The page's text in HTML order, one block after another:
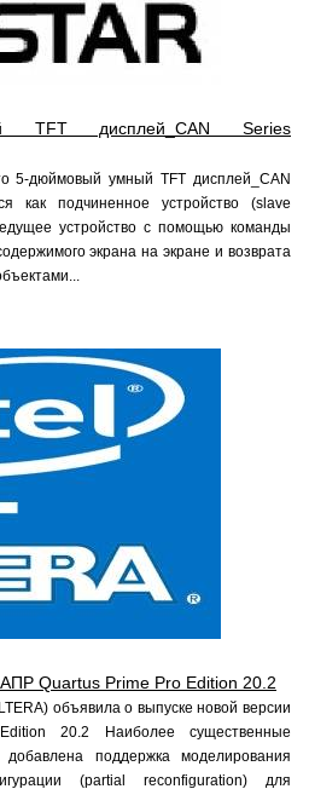
дисплей_CAN Series
5-дюймовый умный TFT дисплей_CAN
как подчиненное устройство (slave
устройство с помощью команды
экрана на экране и возврата
Quartus Prime Pro Edition 20.2
объявила о выпуске новой версии
20.2 Наиболее существенные
поддержка моделирования
(partial reconfiguration) для